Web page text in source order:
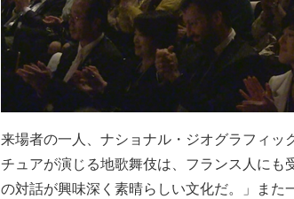
来場者の一人、ナショナル・ジオグラフィッ
チュアが演じる地歌舞伎は、フランス人に
の対話が興味深く素晴らしい文化だ。」ま